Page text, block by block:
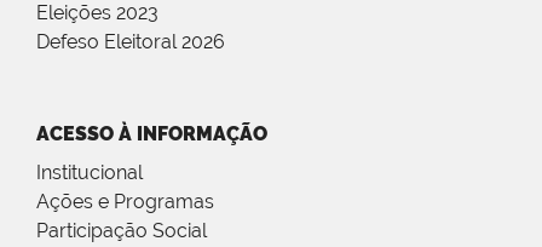
Eleições 2023
Defeso Eleitoral 2026
ACESSO À INFORMAÇÃO
Institucional
Ações e Programas
Participação Social